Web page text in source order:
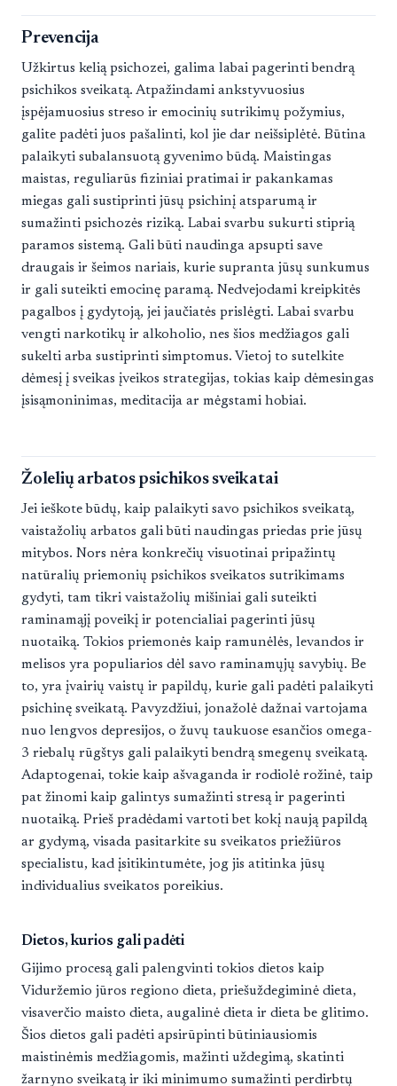
Prevencija
Užkirtus kelią psichozei, galima labai pagerinti bendrą
psichikos sveikatą. Atpažindami ankstyvuosius
įspėjamuosius streso ir emocinių sutrikimų požymius,
galite padėti juos pašalinti, kol jie dar neišsiplėtė. Būtina
palaikyti subalansuotą gyvenimo būdą. Maistingas
maistas, reguliarūs fiziniai pratimai ir pakankamas
miegas gali sustiprinti jūsų psichinį atsparumą ir
sumažinti psichozės riziką. Labai svarbu sukurti stiprią
paramos sistemą. Gali būti naudinga apsupti save
draugais ir šeimos nariais, kurie supranta jūsų sunkumus
ir gali suteikti emocinę paramą. Nedvejodami kreipkitės
pagalbos į gydytoją, jei jaučiatės prislėgti. Labai svarbu
vengti narkotikų ir alkoholio, nes šios medžiagos gali
sukelti arba sustiprinti simptomus. Vietoj to sutelkite
dėmesį į sveikas įveikos strategijas, tokias kaip dėmesingas
įsisąmoninimas, meditacija ar mėgstami hobiai.
Žolelių arbatos psichikos sveikatai
Jei ieškote būdų, kaip palaikyti savo psichikos sveikatą,
vaistažolių arbatos gali būti naudingas priedas prie jūsų
mitybos. Nors nėra konkrečių visuotinai pripažintų
natūralių priemonių psichikos sveikatos sutrikimams
gydyti, tam tikri vaistažolių mišiniai gali suteikti
raminamąjį poveikį ir potencialiai pagerinti jūsų
nuotaiką. Tokios priemonės kaip ramunėlės, levandos ir
melisos yra populiarios dėl savo raminamųjų savybių. Be
to, yra įvairių vaistų ir papildų, kurie gali padėti palaikyti
psichinę sveikatą. Pavyzdžiui, jonažolė dažnai vartojama
nuo lengvos depresijos, o žuvų taukuose esančios omega-
3 riebalų rūgštys gali palaikyti bendrą smegenų sveikatą.
Adaptogenai, tokie kaip ašvaganda ir rodiolė rožinė, taip
pat žinomi kaip galintys sumažinti stresą ir pagerinti
nuotaiką. Prieš pradėdami vartoti bet kokį naują papildą
ar gydymą, visada pasitarkite su sveikatos priežiūros
specialistu, kad įsitikintumėte, jog jis atitinka jūsų
individualius sveikatos poreikius.
Dietos, kurios gali padėti
Gijimo procesą gali palengvinti tokios dietos kaip
Viduržemio jūros regiono dieta, priešuždegiminė dieta,
visaverčio maisto dieta, augalinė dieta ir dieta be glitimo.
Šios dietos gali padėti apsirūpinti būtiniausiomis
maistinėmis medžiagomis, mažinti uždegimą, skatinti
žarnyno sveikatą ir iki minimumo sumažinti perdirbtų